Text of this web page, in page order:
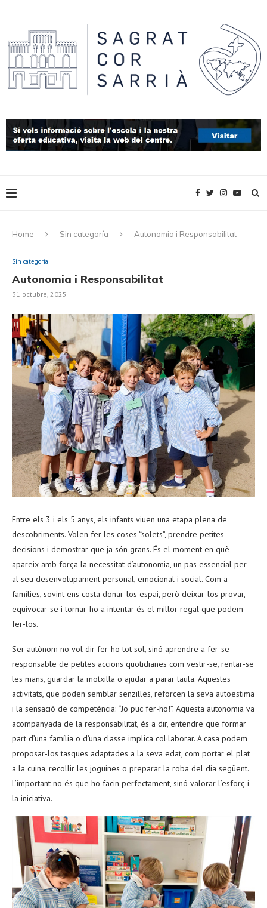
Home Sin categoría Autonomia i Responsabilitat
Sin categoría
Autonomia i Responsabilitat
31 octubre, 2025
Entre els 3 i els 5 anys, els infants viuen una etapa plena de
descobriments. Volen fer les coses “solets”, prendre petites
decisions i demostrar que ja són grans. És el moment en què
apareix amb força la necessitat d’autonomia, un pas essencial per
al seu desenvolupament personal, emocional i social. Com a
famílies, sovint ens costa donar-los espai, però deixar-los provar,
equivocar-se i tornar-ho a intentar és el millor regal que podem
fer-los.
Ser autònom no vol dir fer-ho tot sol, sinó aprendre a fer-se
responsable de petites accions quotidianes com vestir-se, rentar-se
les mans, guardar la motxilla o ajudar a parar taula. Aquestes
activitats, que poden semblar senzilles, reforcen la seva autoestima
i la sensació de competència: “Jo puc fer-ho!”. Aquesta autonomia va
acompanyada de la responsabilitat, és a dir, entendre que formar
part d’una família o d’una classe implica col·laborar. A casa podem
proposar-los tasques adaptades a la seva edat, com portar el plat
a la cuina, recollir les joguines o preparar la roba del dia següent.
L’important no és que ho facin perfectament, sinó valorar l’esforç i
la iniciativa.